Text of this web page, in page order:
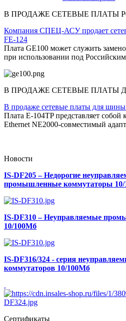
В ПРОДАЖЕ СЕТЕВЫЕ ПЛАТЫ
Компания СПЕЦ-АСУ продает
FE-124
Плата GE100 может служить
при использовании под
В ПРОДАЖЕ СЕТЕВЫЕ ПЛАТЫ
В продаже сетевые платы для
Плата E-104TP представляет собой
Ethernet NE2000-совместимый
Новости
IS-DF205 – Недорогие
промышленные коммутаторы
IS-DF310 – Неуправляемые
10/100Мб
IS-DF316/324 - серия
коммутаторов 10/100Мб
Сертификаты